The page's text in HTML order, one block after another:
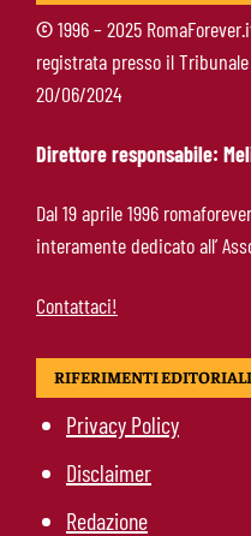
©1996 – 2025
registrata presso il
20/06/2024
Direttore responsabile:
Dal 19 aprile 1996
interamente dedicato all’
Contattaci!
RIFERIMENTI EDITORIALI
Privacy Policy
Disclaimer
Redazione